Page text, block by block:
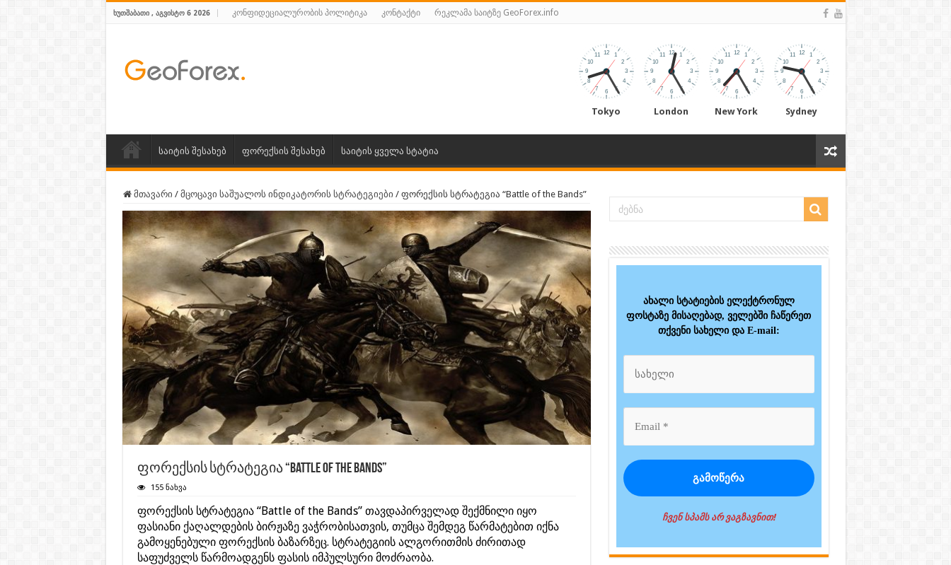
ᲮᲣᲗᲨᲐᲑᲐᲗᲘ , ᲐᲒᲕᲘᲡᲢᲝ 6 2026 კონფიდეციალურობის პოლიტიკა კონტაქტი რეკლამა საიტზე GeoForex.info
Tokyo London New York Sydney
საიტის შესახებ ფორექსის შესახებ საიტის ყველა სტატია
მთავარი / მცოცავი საშუალოს ინდიკატორის სტრატეგიები / ფორექსის სტრატეგია “Battle of the Bands”
ფორექსის სტრატეგია “Battle of the Bands”
155 ნახვა
ფორექსის სტრატეგია “Battle of the Bands” თავდაპირველად შექმნილი იყო
ფასიანი ქაღალდების ბირჟაზე ვაჭრობისათვის, თუმცა შემდეგ წარმატებით იქნა
გამოყენებული ფორექსის ბაზარზეც. სტრატეგიის ალგორითმის ძირითად
საფუძველს წარმოადგენს ფასის იმპულსური მოძრაობა.
ახალი სტატიების ელექტრონულ
ფოსტაზე მისაღებად, ველებში ჩაწერეთ
თქვენი სახელი და E-mail:
ჩვენ სპამს არ ვაგზავნით!